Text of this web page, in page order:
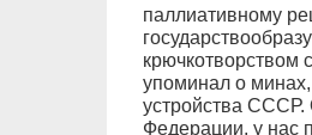
паллиативному
крючкотворством
упоминал о
устройства
Федерации, у нас